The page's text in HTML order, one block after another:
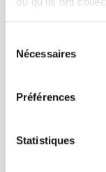
Nécessaires
Préférences
Statistiques
La France en